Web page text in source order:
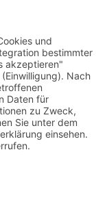
ÖZIV:
vorbehalten